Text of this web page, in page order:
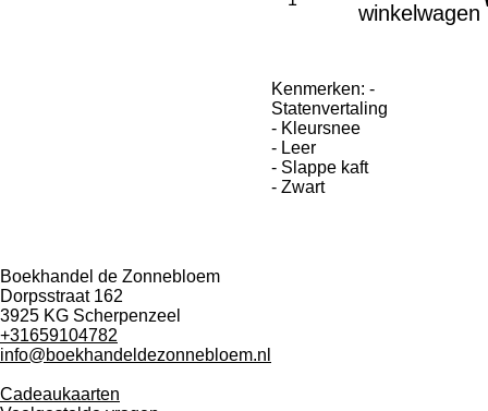
winkelwagen
Kenmerken: -
Statenvertaling
- Kleursnee
- Leer
- Slappe kaft
- Zwart
Boekhandel de Zonnebloem
Dorpsstraat 162
3925 KG Scherpenzeel
+31659104782
info@boekhandeldezonnebloem.nl
Cadeaukaarten